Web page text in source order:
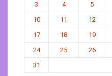
3
4 5
10
11 12
17
18 19
24
25 26
31